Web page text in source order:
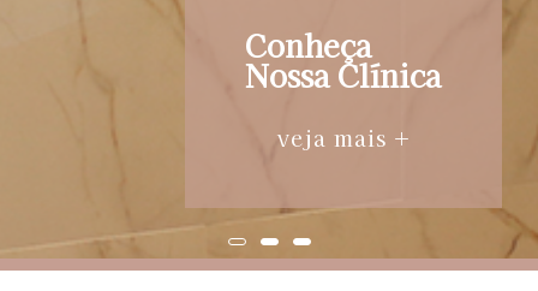
Conheça
Nossa Clínica
veja mais +